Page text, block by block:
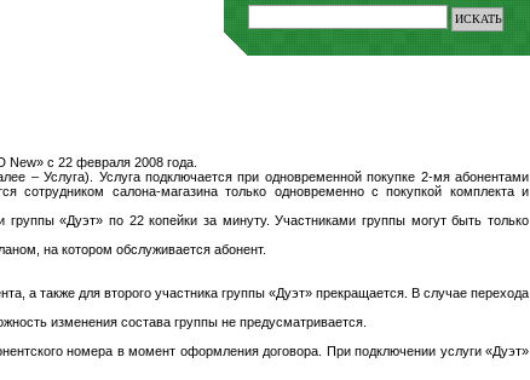
с 22 февраля 2008 года.
– Услуга). Услуга подключается при одновременной покупке 2-мя абонентами
салона-магазина только одновременно с покупкой комплекта и
«Дуэт» по 22 копейки за минуту. Участниками группы могут быть только
на котором обслуживается абонент.
а также для второго участника группы «Дуэт» прекращается. В случае перехода
изменения состава группы не предусматривается.
номера в момент оформления договора. При подключении услуги «Дуэт»